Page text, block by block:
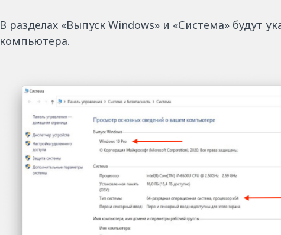
В разделах «Выпуск Windows» и «Система» будут
компьютера.